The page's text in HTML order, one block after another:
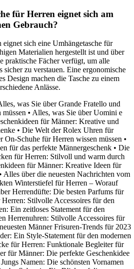
für Herren eignet sich am
Gebrauch?
sich eine Umhängetasche für
Materialien hergestellt ist und über
praktische Fächer verfügt, um alle
zu verstauen. Eine ergonomische
Design machen die Tasche zu einem
Anlässe.
was Sie über Grande Fratello und
• Alles, was Sie über Uomini e
für Männer: Kreative und
• Die Welt der Rolex Uhren für
On-Schuhe für Herren wissen müssen •
für das perfekte Männergeschenk • Die
für Herren: Stilvoll und warm durch
für Männer: Kreative Ideen für
• Alles über die neuesten Nachrichten vom
Winterstiefel für Herren – Worauf
Herrendüfte: Die besten Parfums für
Stilvolle Accessoires für den
Ein zeitloses Statement für den
Herrenuhren: Stilvolle Accessoires für
Männer Frisuren-Trends für 2023
Ein Style-Statement für den modernen
für Herren: Funktionale Begleiter für
für Männer: Die perfekte Geschenkidee
Jungs Namen: Die schönsten Vornamen